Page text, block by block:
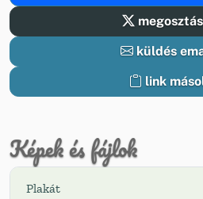
küldés
link
Képek és fájlok
Plakát